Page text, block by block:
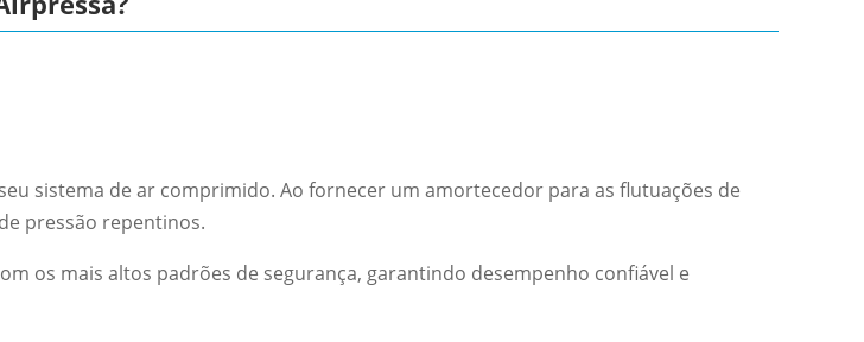
sistema de ar comprimido. Ao fornecer um amortecedor para as flutuações de
pressão repentinos.
os mais altos padrões de segurança, garantindo desempenho confiável e